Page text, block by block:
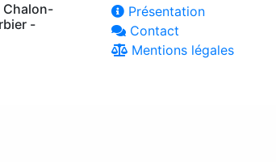
Chalon-
-
Présentation
Contact
Mentions légales